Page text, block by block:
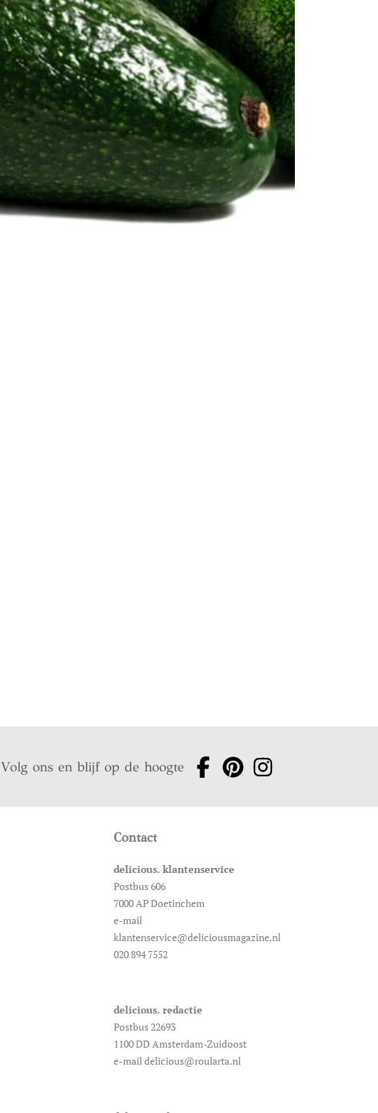
Volg ons en blijf op de hoogte
Contact
delicious. klantenservice
Postbus 606
7000 AP Doetinchem
e-mail
klantenservice@deliciousmagazine.nl
020 894 7552
delicious. redactie
Postbus 22693
1100 DD Amsterdam-Zuidoost
e-mail delicious@roularta.nl